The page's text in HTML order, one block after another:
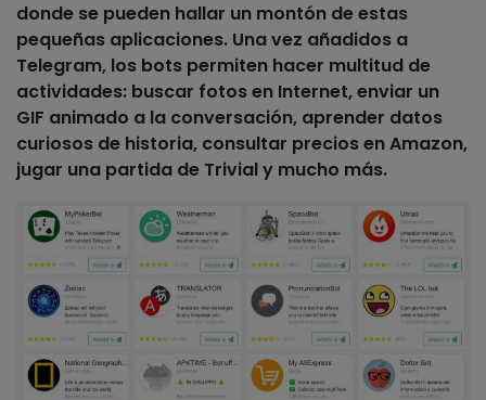
donde se pueden hallar un montón de estas
pequeñas aplicaciones. Una vez añadidos a
Telegram, los bots permiten hacer multitud de
actividades: buscar fotos en Internet, enviar un
GIF animado a la conversación, aprender datos
curiosos de historia, consultar precios en Amazon,
jugar una partida de Trivial y mucho más.